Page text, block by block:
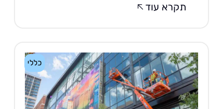
תקרא עוד
כללי